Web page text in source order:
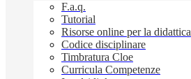
F.a.q.
Tutorial
Risorse online per la didattica
Codice disciplinare
Timbratura Cloe
Curricula Competenze